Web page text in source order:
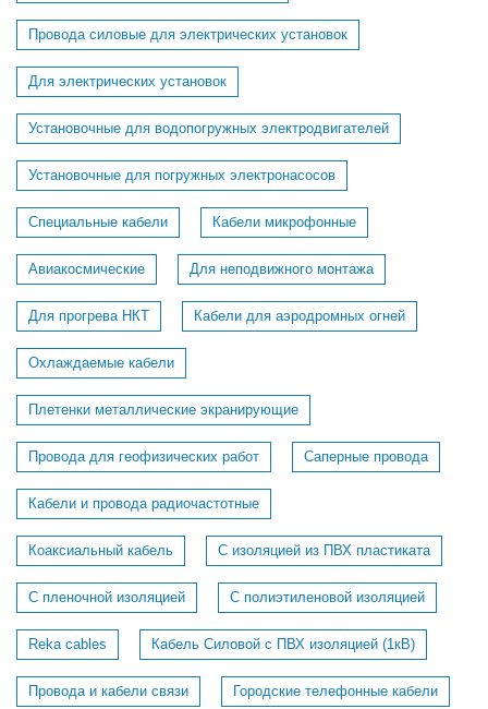
Провода силовые для электрических установок
Для электрических установок
Установочные для водопогружных электродвигателей
Установочные для погружных электронасосов
Специальные кабели Кабели микрофонные
Авиакосмические Для неподвижного монтажа
Для прогрева НКТ Кабели для аэродромных огней
Охлаждаемые кабели
Плетенки металлические экранирующие
Провода для геофизических работ Саперные провода
Кабели и провода радиочастотные
Коаксиальный кабель С изоляцией из ПВХ пластиката
С пленочной изоляцией С полиэтиленовой изоляцией
Reka cables Кабель Силовой с ПВХ изоляцией (1кВ)
Провода и кабели связи Городские телефонные кабели